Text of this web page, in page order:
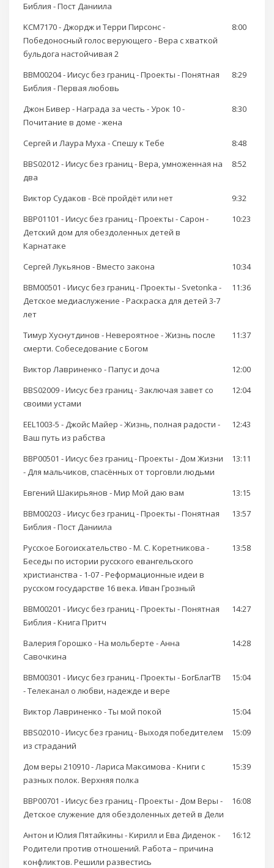
Библия - Пост Даниила
KCM7170 - Джордж и Терри Пирсонс -
Победоносный голос верующего - Вера с хваткой
бульдога настойчивая 2
8:00
BBM00204 - Иисус без границ - Проекты - Понятная
Библия - Первая любовь
8:29
Джон Бивер - Награда за честь - Урок 10 -
Почитание в доме - жена
8:30
Сергей и Лаура Муха - Спешу к Тебе
8:48
BBS02012 - Иисус без границ - Вера, умноженная на
два
8:52
Виктор Судаков - Всё пройдёт или нет
9:32
BBP01101 - Иисус без границ - Проекты - Сарон -
Детский дом для обездоленных детей в
Карнатаке
10:23
Сергей Лукьянов - Вместо закона
10:34
BBM00501 - Иисус без границ - Проекты - Svetonka -
Детское медиаслужение - Раскраска для детей 3-7
лет
11:36
Тимур Хуснутдинов - Невероятное - Жизнь после
смерти. Собеседование с Богом
11:37
Виктор Лавриненко - Папус и доча
12:00
BBS02009 - Иисус без границ - Заключая завет со
своими устами
12:04
EEL1003-5 - Джойс Майер - Жизнь, полная радости -
Ваш путь из рабства
12:43
BBP00501 - Иисус без границ - Проекты - Дом Жизни
- Для мальчиков, спасённых от торговли людьми
13:11
Евгений Шакирьянов - Мир Мой даю вам
13:15
BBM00203 - Иисус без границ - Проекты - Понятная
Библия - Пост Даниила
13:57
Русское Богоискательство - М. С. Коретникова -
Беседы по истории русского евангельского
христианства - 1-07 - Реформационные идеи в
русском государстве 16 века. Иван Грозный
13:58
BBM00201 - Иисус без границ - Проекты - Понятная
Библия - Книга Притч
14:27
Валерия Горошко - На мольберте - Анна
Савочкина
14:28
BBM00301 - Иисус без границ - Проекты - БогБлагТВ
- Телеканал о любви, надежде и вере
15:04
Виктор Лавриненко - Ты мой покой
15:04
BBS02010 - Иисус без границ - Выходя победителем
из страданий
15:09
Дом веры 210910 - Лариса Максимова - Книги с
разных полок. Верхняя полка
15:39
BBP00701 - Иисус без границ - Проекты - Дом Веры -
Детское служение для обездоленных детей в Дели
16:08
Антон и Юлия Пятайкины - Кирилл и Ева Диденок -
Родители против отношений. Работа – причина
конфликтов. Решили развестись
16:12